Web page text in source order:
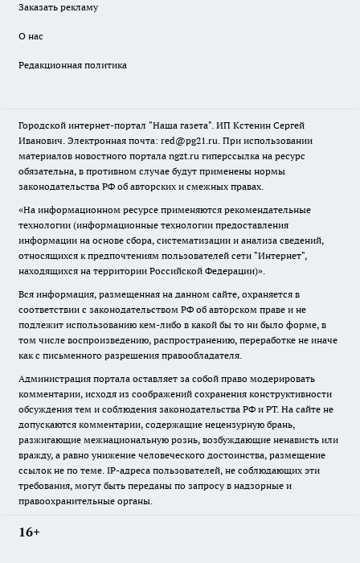
Заказать рекламу
О нас
Редакционная политика
Городской интернет-портал "Наша газета". ИП Кстенин Сергей
Иванович. Электронная почта: red@pg21.ru. При использовании
материалов новостного портала ngzt.ru гиперссылка на ресурс
обязательна, в противном случае будут применены нормы
законодательства РФ об авторских и смежных правах.
«На информационном ресурсе применяются рекомендательные
технологии (информационные технологии предоставления
информации на основе сбора, систематизации и анализа сведений,
относящихся к предпочтениям пользователей сети "Интернет",
находящихся на территории Российской Федерации)».
Вся информация, размещенная на данном сайте, охраняется в
соответствии с законодательством РФ об авторском праве и не
подлежит использованию кем-либо в какой бы то ни было форме, в
том числе воспроизведению, распространению, переработке не иначе
как с письменного разрешения правообладателя.
Администрация портала оставляет за собой право модерировать
комментарии, исходя из соображений сохранения конструктивности
обсуждения тем и соблюдения законодательства РФ и РТ. На сайте не
допускаются комментарии, содержащие нецензурную брань,
разжигающие межнациональную рознь, возбуждающие ненависть или
вражду, а равно унижение человеческого достоинства, размещение
ссылок не по теме. IP-адреса пользователей, не соблюдающих эти
требования, могут быть переданы по запросу в надзорные и
правоохранительные органы.
16+